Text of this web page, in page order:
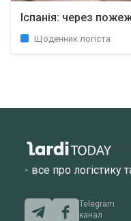
Іспанія: через
Щоденник логіста
- все про логістику
Telegram
канал